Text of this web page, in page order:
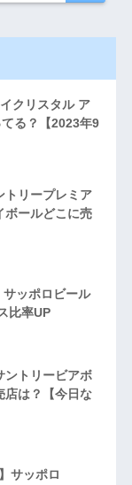
クリスタル ア
る？【2023年9
トリープレミア
ボールどこに売
サッポロビール
比率UP
ントリービアボ
店は？【今日な
サッポロ